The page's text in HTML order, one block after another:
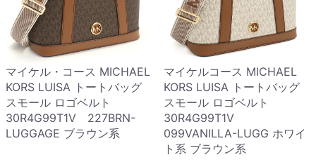
マイケル・コース MICHAEL
KORS LUISA トートバッグ
スモール ロゴベルト
30R4G99T1V 227BRN-
LUGGAGE ブラウン系
マイケルコース MICHAEL
KORS LUISA トートバッグ
スモール ロゴベルト
30R4G99T1V
099VANILLA-LUGG ホワイ
ト系 ブラウン系